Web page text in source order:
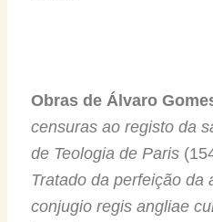
Obras de Álvaro
censuras ao registo da
de Teologia de Paris
Tratado da perfeição da
conjugio regis angliae